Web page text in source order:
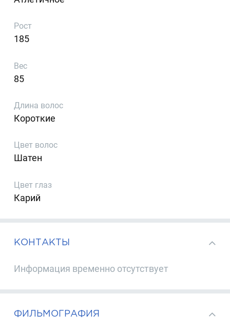
Рост
185
Вес
85
Длина волос
Короткие
Цвет волос
Шатен
Цвет глаз
Карий
КОНТАКТЫ
Информация временно отсутствует
ФИЛЬМОГРАФИЯ